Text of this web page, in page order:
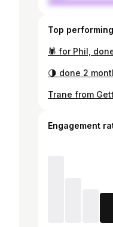
Top
Engagement